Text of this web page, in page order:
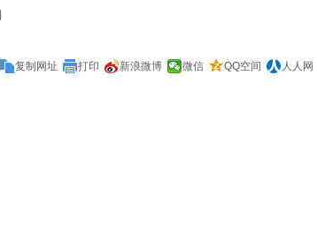
复制网址 打印 新浪微博 微信 QQ空间 人人网